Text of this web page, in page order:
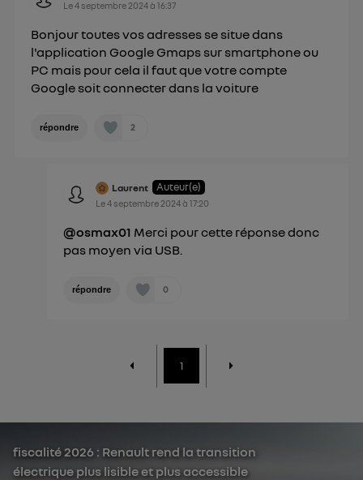
Le4 septembre 2024à16:37
Bonjour toutes vos adresses se situe dans
l'application Google Gmaps sur smartphone ou
PC mais pour cela il faut que votre compte
Google soit connecter dans la voiture
répondre 2
Laurent Auteur(e)
Le4 septembre 2024à17:20
@osmax01 Merci pour cette réponse donc
pas moyen via USB.
répondre 0
1
fiscalité 2026 : Renault rend la transition
électrique plus lisible et plus accessible